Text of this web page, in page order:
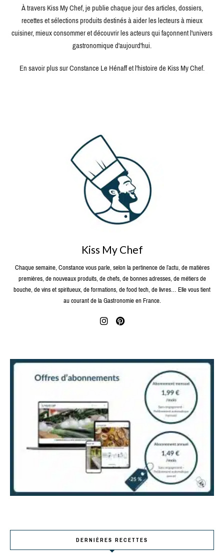
À travers Kiss My Chef, je publie chaque jour des articles, dossiers,
recettes et sélections produits destinés à aider les lecteurs à mieux
cuisiner, mieux consommer et découvrir les acteurs qui façonnent l'univers
gastronomique d'aujourd'hui.
En savoir plus sur Constance Le Hénaff et l'histoire de Kiss My Chef.
Kiss My Chef
Chaque semaine, Constance vous parle, selon la pertinence de l’actu, de matières
premières, de nouveaux produits, de chefs, de bonnes adresses, de métiers de
bouche, de vins et spiritueux, de formations, de food tech, de livres… Elle vous tient
au courant de la Gastronomie en France.
DERNIÈRES RECETTES